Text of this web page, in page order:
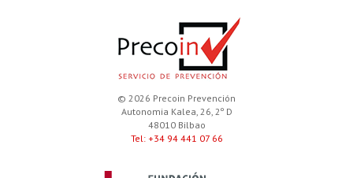
© 2026 Precoin Prevención
Autonomia Kalea, 26, 2º D
48010 Bilbao
Tel: +34 94 441 07 66